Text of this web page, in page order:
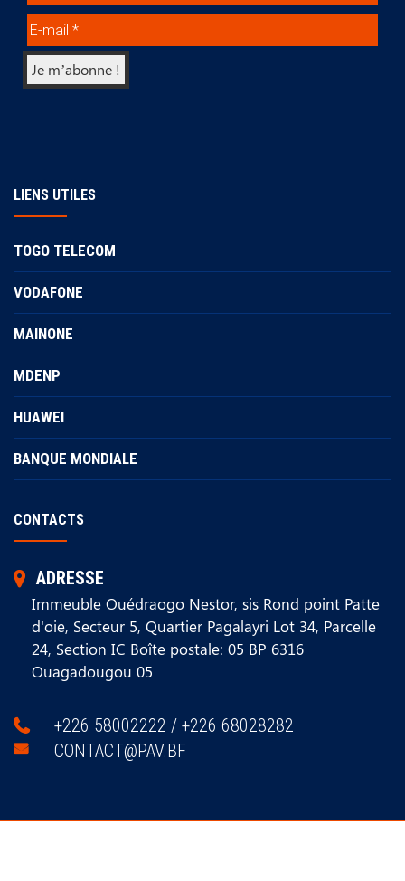
LIENS UTILES
TOGO TELECOM
VODAFONE
MAINONE
MDENP
HUAWEI
BANQUE MONDIALE
CONTACTS
ADRESSE
Immeuble Ouédraogo Nestor, sis Rond point Patte
d'oie, Secteur 5, Quartier Pagalayri Lot 34, Parcelle
24, Section IC Boîte postale: 05 BP 6316
Ouagadougou 05
+226 58002222 / +226 68028282
CONTACT@PAV.BF